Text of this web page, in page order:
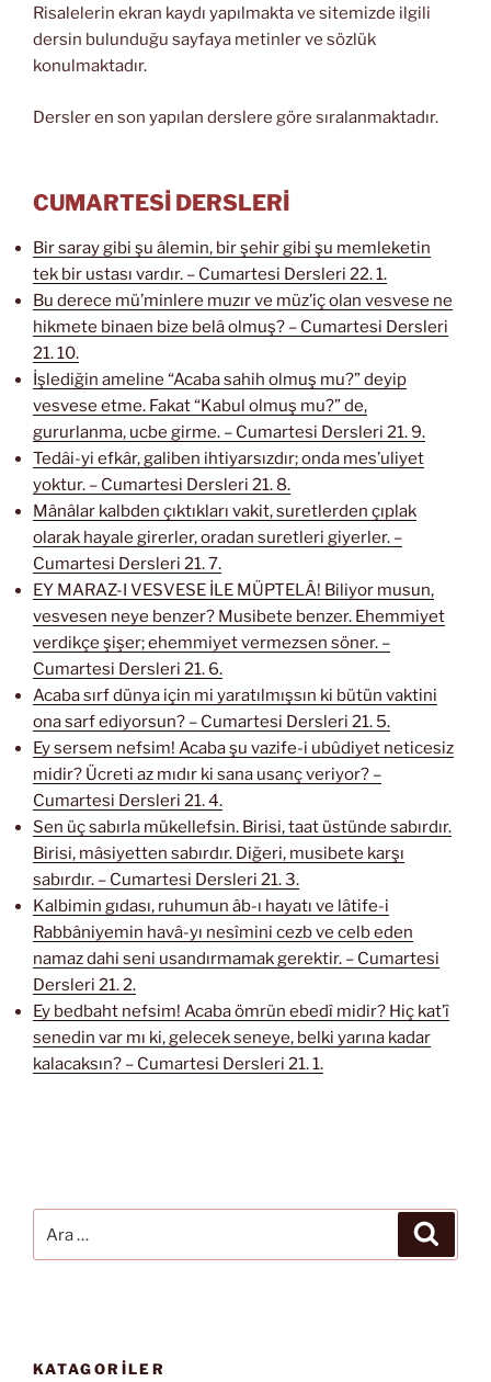
Risalelerin ekran kaydı yapılmakta ve sitemizde ilgili
dersin bulunduğu sayfaya metinler ve sözlük
konulmaktadır.
Dersler en son yapılan derslere göre sıralanmaktadır.
CUMARTESİ DERSLERİ
Bir saray gibi şu âlemin, bir şehir gibi şu memleketin
tek bir ustası vardır. – Cumartesi Dersleri 22. 1.
Bu derece mü’minlere muzır ve müz’iç olan vesvese ne
hikmete binaen bize belâ olmuş? – Cumartesi Dersleri
21. 10.
İşlediğin ameline “Acaba sahih olmuş mu?” deyip
vesvese etme. Fakat “Kabul olmuş mu?” de,
gururlanma, ucbe girme. – Cumartesi Dersleri 21. 9.
Tedâi-yi efkâr, galiben ihtiyarsızdır; onda mes’uliyet
yoktur. – Cumartesi Dersleri 21. 8.
Mânâlar kalbden çıktıkları vakit, suretlerden çıplak
olarak hayale girerler, oradan suretleri giyerler. –
Cumartesi Dersleri 21. 7.
EY MARAZ-I VESVESE İLE MÜPTELÂ! Biliyor musun,
vesvesen neye benzer? Musibete benzer. Ehemmiyet
verdikçe şişer; ehemmiyet vermezsen söner. –
Cumartesi Dersleri 21. 6.
Acaba sırf dünya için mi yaratılmışsın ki bütün vaktini
ona sarf ediyorsun? – Cumartesi Dersleri 21. 5.
Ey sersem nefsim! Acaba şu vazife-i ubûdiyet neticesiz
midir? Ücreti az mıdır ki sana usanç veriyor? –
Cumartesi Dersleri 21. 4.
Sen üç sabırla mükellefsin. Birisi, taat üstünde sabırdır.
Birisi, mâsiyetten sabırdır. Diğeri, musibete karşı
sabırdır. – Cumartesi Dersleri 21. 3.
Kalbimin gıdası, ruhumun âb-ı hayatı ve lâtife-i
Rabbâniyemin havâ-yı nesîmini cezb ve celb eden
namaz dahi seni usandırmamak gerektir. – Cumartesi
Dersleri 21. 2.
Ey bedbaht nefsim! Acaba ömrün ebedî midir? Hiç kat’î
senedin var mı ki, gelecek seneye, belki yarına kadar
kalacaksın? – Cumartesi Dersleri 21. 1.
KATAGORİLER